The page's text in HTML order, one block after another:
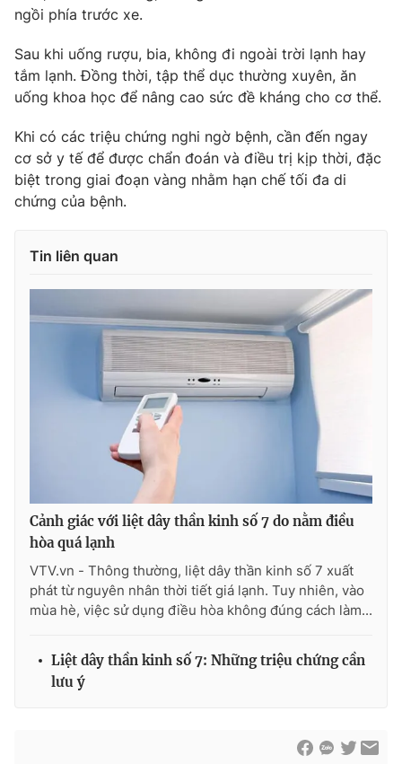
ngồi phía trước xe.
Sau khi uống rượu, bia, không đi ngoài trời lạnh hay
tắm lạnh. Đồng thời, tập thể dục thường xuyên, ăn
uống khoa học để nâng cao sức đề kháng cho cơ thể.
Khi có các triệu chứng nghi ngờ bệnh, cần đến ngay
cơ sở y tế để được chẩn đoán và điều trị kịp thời, đặc
biệt trong giai đoạn vàng nhằm hạn chế tối đa di
chứng của bệnh.
Tin liên quan
Cảnh giác với liệt dây thần kinh số 7 do nằm điều
hòa quá lạnh
VTV.vn - Thông thường, liệt dây thần kinh số 7 xuất
phát từ nguyên nhân thời tiết giá lạnh. Tuy nhiên, vào
mùa hè, việc sử dụng điều hòa không đúng cách làm...
Liệt dây thần kinh số 7: Những triệu chứng cần
lưu ý